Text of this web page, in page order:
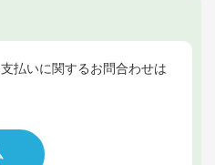
払いに関するお問合わせは